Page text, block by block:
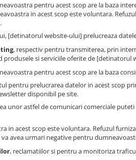
pentru acest scop are la baza
in acest scop este voluntara.
[detinatorul website-ului] prelucreaza
, respectiv pentru transmiterea, prin
produsele si serviciile oferite de
pentru acest scop are la baza
pentru prelucrarea datelor in acest scop
disponibil pe site.
unor astfel de comunicari comerciale
in acest scop este voluntara. Refuzul
avea urmari negative pentru
, reclamatiilor si pentru a monitoriza